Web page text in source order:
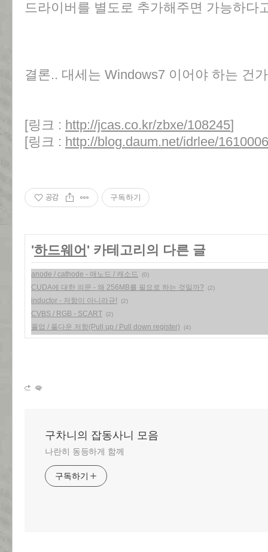
드라이버를 별도로 추가해주면 가능하다
결론.. 대세는 Windows7 이어야 하는 건
[링크 : http://jcas.co.kr/zbxe/108245]
[링크 : http://blog.daum.net/idrlee/
공감 구독하기
'하드웨어 ' 카테고리의 다른 글
anode / cathode - 애노드 / 캐소드 (0)
CUDA에 대한 의문 - 왜 256MB를 필요로 하는 것일까? (2)
inductor - 저항이 아니라규! (2)
CVBS / RGB - SCART (2)
풀업 / 풀다운 저항(Pull up / Pull down register) (4)
구차니의 잡동사니 모음
나란히 동등하게 함께
구독하기